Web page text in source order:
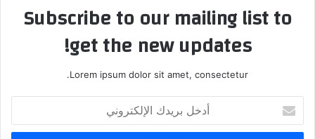
Subscribe to our mailing list to
get the new updates!
Lorem ipsum dolor sit amet, consectetur.
بريدك
الإلكتروني